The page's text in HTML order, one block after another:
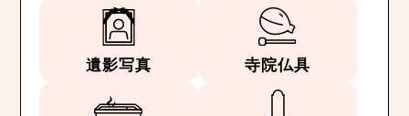
遺影写真 寺院仏具